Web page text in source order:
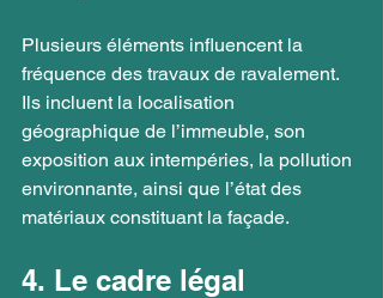
Plusieurs éléments influencent la
fréquence des travaux de ravalement.
Ils incluent la localisation
géographique de l’immeuble, son
exposition aux intempéries, la pollution
environnante, ainsi que l’état des
matériaux constituant la façade.
4. Le cadre légal